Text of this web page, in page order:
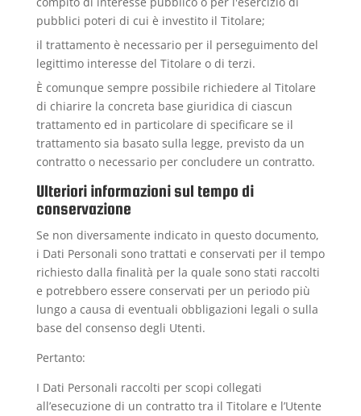
pubblici poteri di cui è investito il Titolare;
il trattamento è necessario per il perseguimento del
legittimo interesse del Titolare o di terzi.
È comunque sempre possibile richiedere al Titolare
di chiarire la concreta base giuridica di ciascun
trattamento ed in particolare di specificare se il
trattamento sia basato sulla legge, previsto da un
contratto o necessario per concludere un contratto.
Ulteriori informazioni sul tempo di
conservazione
Se non diversamente indicato in questo documento,
i Dati Personali sono trattati e conservati per il tempo
richiesto dalla finalità per la quale sono stati raccolti
e potrebbero essere conservati per un periodo più
lungo a causa di eventuali obbligazioni legali o sulla
base del consenso degli Utenti.
Pertanto:
I Dati Personali raccolti per scopi collegati
all’esecuzione di un contratto tra il Titolare e l’Utente